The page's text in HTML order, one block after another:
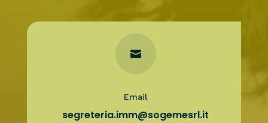

Email
segreteria.imm@sogemesrl.it